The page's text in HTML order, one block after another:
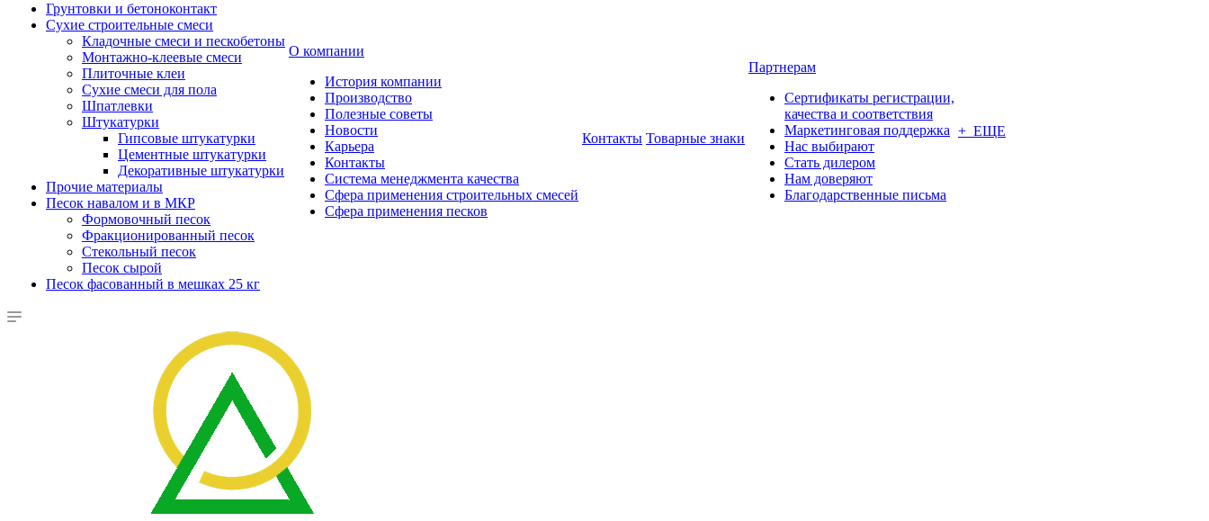
Грунтовки и бетоноконтакт
Сухие строительные смеси
Кладочные смеси и пескобетоны
Монтажно-клеевые смеси
Плиточные клеи
Сухие смеси для пола
Шпатлевки
Штукатурки
Гипсовые штукатурки
Цементные штукатурки
Декоративные штукатурки
Прочие материалы
Песок навалом и в МКР
Формовочный песок
Фракционированный песок
Стекольный песок
Песок сырой
Песок фасованный в мешках 25 кг
О компании
История компании
Производство
Полезные советы
Новости
Карьера
Контакты
Система менеджмента качества
Сфера применения строительных смесей
Сфера применения песков
Контакты Товарные знаки
Партнерам
Сертификаты регистрации,
качества и соответствия
Маркетинговая поддержка
Нас выбирают
Стать дилером
Нам доверяют
Благодарственные письма
+ ЕЩЕ